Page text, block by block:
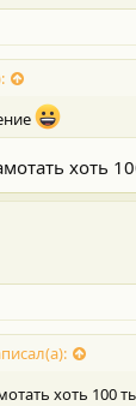
хоть
хоть 100